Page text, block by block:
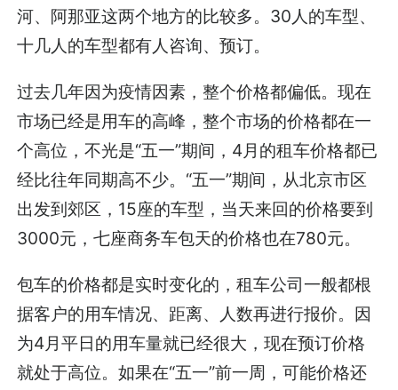
河、阿那亚这两个地方的比较多。30人的车型、
十几人的车型都有人咨询、预订。
过去几年因为疫情因素，整个价格都偏低。现在
市场已经是用车的高峰，整个市场的价格都在一
个高位，不光是“五一”期间，4月的租车价格都已
经比往年同期高不少。“五一”期间，从北京市区
出发到郊区，15座的车型，当天来回的价格要到
3000元，七座商务车包天的价格也在780元。
包车的价格都是实时变化的，租车公司一般都根
据客户的用车情况、距离、人数再进行报价。因
为4月平日的用车量就已经很大，现在预订价格
就处于高位。如果在“五一”前一周，可能价格还